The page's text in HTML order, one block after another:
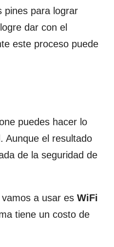
pines para lograr
dar con el
este proceso puede
puedes hacer lo
Aunque el resultado
de la seguridad de
a usar es WiFi
tiene un costo de